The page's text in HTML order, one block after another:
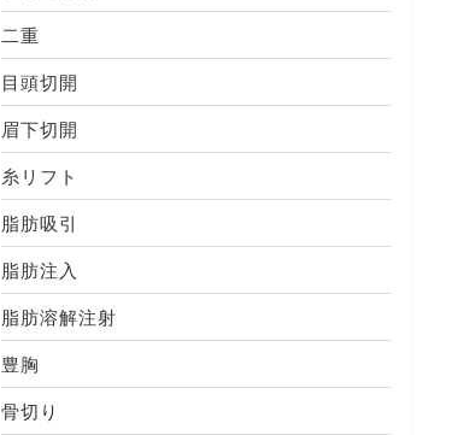
二重
目頭切開
眉下切開
糸リフト
脂肪吸引
脂肪注入
脂肪溶解注射
豊胸
骨切り